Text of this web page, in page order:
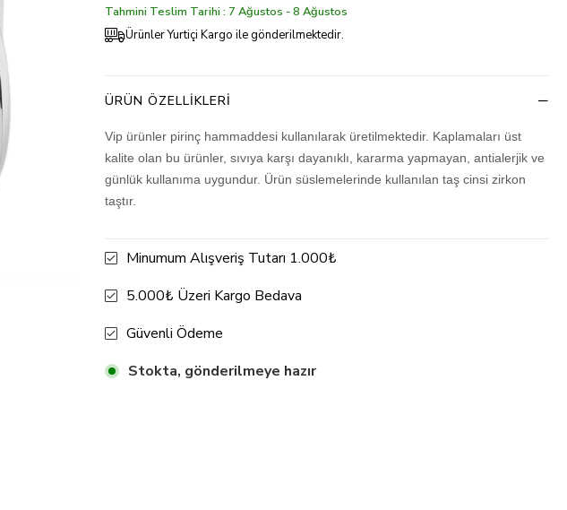
Tahmini Teslim Tarihi : 7 Ağustos - 8 Ağustos
Ürünler Yurtiçi Kargo ile gönderilmektedir.
ÜRÜN ÖZELLIKLERI
Vip ürünler pirinç hammaddesi kullanılarak üretilmektedir. Kaplamaları üst
kalite olan bu ürünler, sıvıya karşı dayanıklı, kararma yapmayan, antialerjik ve
günlük kullanıma uygundur. Ürün süslemelerinde kullanılan taş cinsi zirkon
taştır.
Minumum Alışveriş Tutarı 1.000₺
5.000₺ Üzeri Kargo Bedava
Güvenli Ödeme
Stokta, gönderilmeye hazır